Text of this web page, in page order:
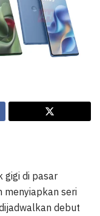
gigi di pasar
menyiapkan seri
debut